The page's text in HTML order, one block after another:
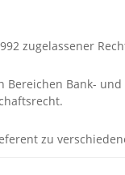
zugelassener
Bereichen Bank-
zu